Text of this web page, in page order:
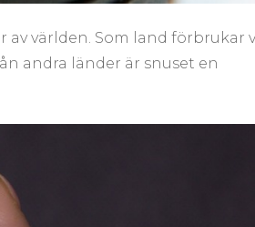
av världen. Som land förbrukar
andra länder är snuset en